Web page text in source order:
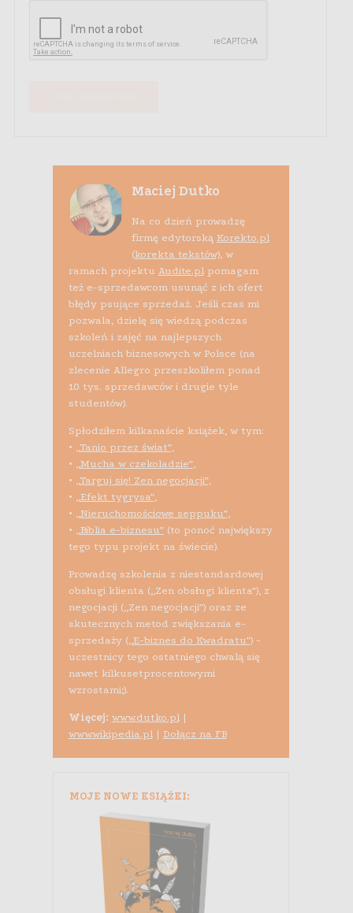
Maciej Dutko
Na co dzień prowadzę
firmę edytorską Korekto.pl
(korekta tekstów), w
ramach projektu Audite.plpomagam
też e-sprzedawcom usunąć z ich ofert
błędy psujące sprzedaż. Jeśli czas mi
pozwala, dzielę się wiedzą podczas
szkoleń i zajęć na najlepszych
uczelniach biznesowych w Polsce (na
zlecenie Allegro przeszkoliłem ponad
10 tys. sprzedawców i drugie tyle
studentów).
Spłodziłem kilkanaście książek, w tym:
• „Tanio przez świat”,
• „Mucha w czekoladzie”,
• „Targuj się! Zen negocjacji”,
• „Efekt tygrysa”,
• „Nieruchomościowe seppuku”,
• „Biblia e-biznesu”(to ponoć największy
tego typu projekt na świecie).
Prowadzę szkolenia z niestandardowej
obsługi klienta („Zen obsługi klienta”), z
negocjacji („Zen negocjacji”) oraz ze
skutecznych metod zwiększania e-
sprzedaży („E-biznes do Kwadratu”) -
uczestnicy tego ostatniego chwalą się
nawet kilkusetprocentowymi
wzrostami;).
Więcej: www.dutko.pl|
www.wikipedia.pl| Dołącz na FB
MOJE NOWE KSIĄŻKI: